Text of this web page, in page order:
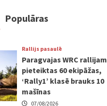
Populāras
Rallijs pasaulē
Paragvajas WRC rallijam
pieteiktas 60 ekipāžas,
‘Rally1’ klasē brauks 10
mašīnas
07/08/2026